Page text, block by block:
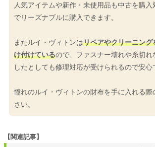
人気アイテムや新作・未使用品も中古を購入
でリーズナブルに購入できます。
またルイ・ヴィトンはリペアやクリーニング
け付けているので、ファスナー壊れや糸切れ
したとしても修理対応が受けられるので安心
憧れのルイ・ヴィトンの財布を手に入れる際
さい。
【関連記事】